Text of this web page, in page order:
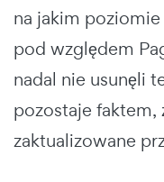
na jakim
pod względem
nadal nie usunęli
pozostaje faktem,
zaktualizowane